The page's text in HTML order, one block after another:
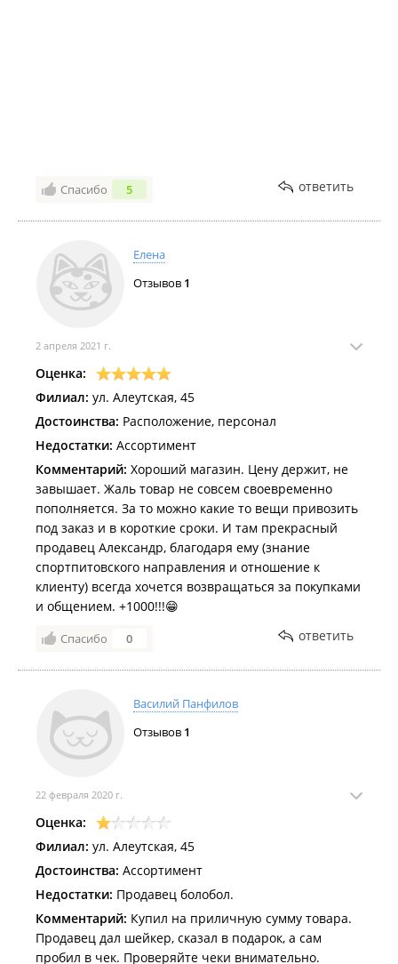
Спасибо 5 ответить
Елена
Отзывов 1
2 апреля 2021 г.
Оценка:
Филиал: ул. Алеутская, 45
Достоинства: Расположение, персонал
Недостатки: Ассортимент
Комментарий: Хороший магазин. Цену держит, не
завышает. Жаль товар не совсем своевременно
пополняется. За то можно какие то вещи привозить
под заказ и в короткие сроки. И там прекрасный
продавец Александр, благодаря ему (знание
спортпитовского направления и отношение к
клиенту) всегда хочется возвращаться за покупками
и общением. +1000!!!😁
Спасибо 0 ответить
Василий Панфилов
Отзывов 1
22 февраля 2020 г.
Оценка:
Филиал: ул. Алеутская, 45
Достоинства: Ассортимент
Недостатки: Продавец болобол.
Комментарий: Купил на приличную сумму товара.
Продавец дал шейкер, сказал в подарок, а сам
пробил в чек. Проверяйте чеки внимательно.